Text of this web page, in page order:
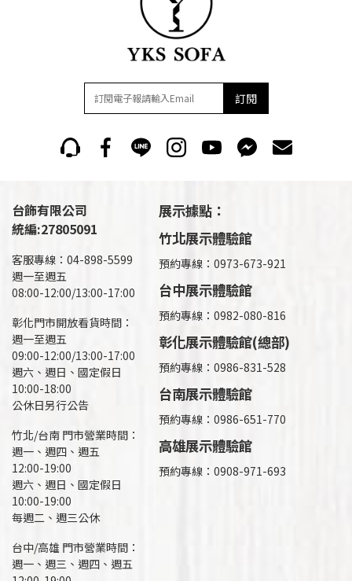
訂閱
台飾有限公司
統編:27805091
客服專線：04-898-5599
週一至週五
08:00-12:00/13:00-17:00
彰化門市開放看貨時間：
週一至週五
09:00-12:00/13:00-17:00
週六、週日、國定假日
10:00-18:00
公休日另行公告
竹北/台南 門市營業時間：
週一、週四、週五
12:00-19:00
週六、週日、國定假日
10:00-19:00
每週二、週三公休
台中/高雄 門市營業時間：
週一、週三、週四、週五
展示據點：
竹北展示體驗館
預約專線：0973-673-921
台中展示體驗館
預約專線：0982-080-816
彰化展示體驗館(總部)
預約專線： 0986-831-528
台南展示體驗館
預約專線：0986-651-770
高雄展示體驗館
預約專線： 0908-971-693